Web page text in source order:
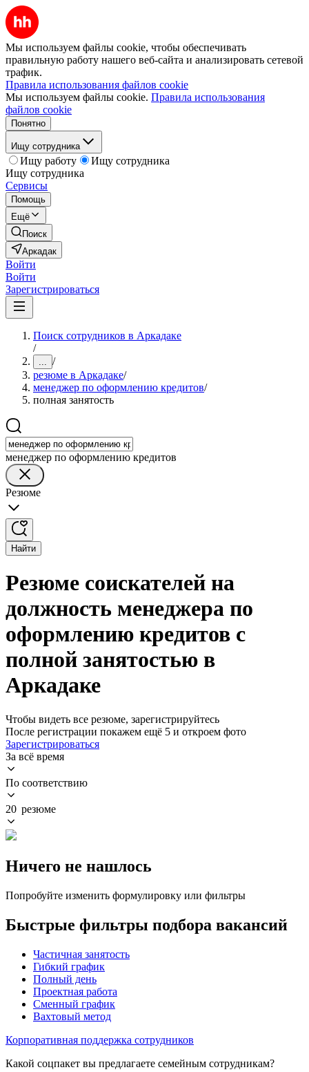
Мы используем файлы cookie, чтобы обеспечивать
правильную работу нашего веб-сайта и анализировать сетевой
трафик.
Правила использования файлов cookie
Мы используем файлы cookie. Правила использования
файлов cookie
Понятно
Ищу сотрудника
Ищу работу
Ищу сотрудника
Ищу сотрудника
Сервисы
Помощь
Ещё
Поиск
Аркадак
Войти
Войти
Зарегистрироваться
Поиск сотрудников в Аркадаке
/
... /
резюме в Аркадаке/
менеджер по оформлению кредитов/
полная занятость
менеджер по оформлению кредитов
Резюме
Найти
Резюме соискателей на
должность менеджера по
оформлению кредитов с
полной занятостью в
Аркадаке
Чтобы видеть все резюме, зарегистрируйтесь
После регистрации покажем ещё 5 и откроем фото
Зарегистрироваться
За всё время
По соответствию
20 резюме
Ничего не нашлось
Попробуйте изменить формулировку или фильтры
Быстрые фильтры подбора вакансий
Частичная занятость
Гибкий график
Полный день
Проектная работа
Сменный график
Вахтовый метод
Корпоративная поддержка сотрудников
Какой соцпакет вы предлагаете семейным сотрудникам?